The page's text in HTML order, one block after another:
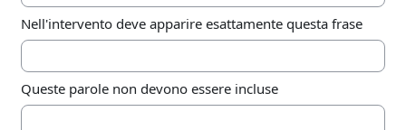
Nell'intervento deve apparire esattamente questa frase
Queste parole non devono essere incluse